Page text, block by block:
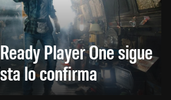
Player One sigue
lo confirma